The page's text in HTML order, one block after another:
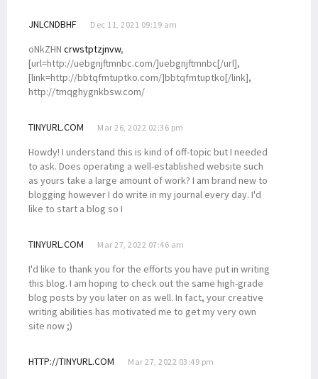
JNLCNDBHF Dec 11, 2021 09:19 am
oNkZHN crwstptzjnvw,
[url=http://uebgnjftmnbc.com/]uebgnjftmnbc[/url],
[link=http://bbtqfmtuptko.com/]bbtqfmtuptko[/link],
http://tmqghygnkbsw.com/
TINYURL.COM Mar 26, 2022 02:36 pm
Howdy! I understand this is kind of off-topic but I needed
to ask. Does operating a well-established website such
as yours take a large amount of work? I am brand new to
blogging however I do write in my journal every day. I'd
like to start a blog so I
TINYURL.COM Mar 27, 2022 07:46 am
I'd like to thank you for the efforts you have put in writing
this blog. I am hoping to check out the same high-grade
blog posts by you later on as well. In fact, your creative
writing abilities has motivated me to get my very own
site now ;)
HTTP://TINYURL.COM Mar 27, 2022 03:49 pm